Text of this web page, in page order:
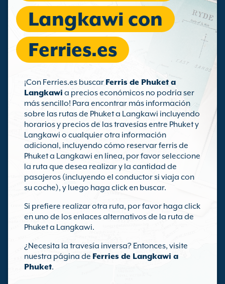
Langkawi con
Ferries.es
¡Con Ferries.es buscar Ferris de Phuket a
Langkawi a precios económicos no podría ser
más sencillo! Para encontrar más información
sobre las rutas de Phuket a Langkawi incluyendo
horarios y precios de las travesías entre Phuket y
Langkawi o cualquier otra información
adicional, incluyendo cómo reservar ferris de
Phuket a Langkawi en línea, por favor seleccione
la ruta que desea realizar y la cantidad de
pasajeros (incluyendo el conductor si viaja con
su coche), y luego haga click en buscar.
Si prefiere realizar otra ruta, por favor haga click
en uno de los enlaces alternativos de la ruta de
Phuket a Langkawi.
¿Necesita la travesía inversa? Entonces, visite
nuestra página de Ferries de Langkawi a
Phuket.